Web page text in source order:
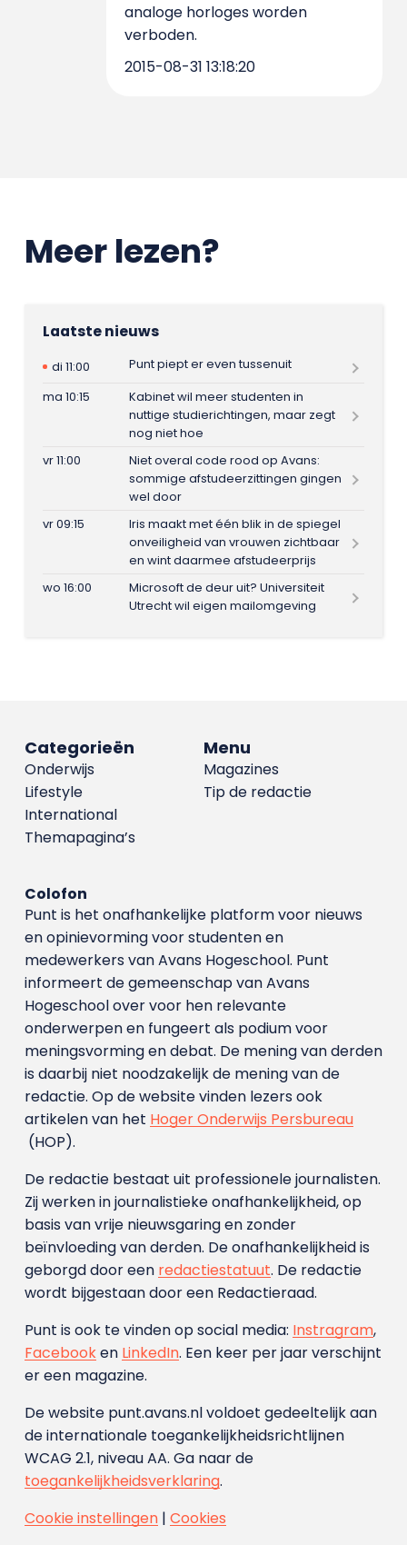
analoge horloges worden
verboden.
2015-08-31 13:18:20
Meer lezen?
Laatste nieuws
di 11:00
Punt piept er even tussenuit
ma 10:15
Kabinet wil meer studenten in
nuttige studierichtingen, maar zegt
nog niet hoe
vr 11:00
Niet overal code rood op Avans:
sommige afstudeerzittingen gingen
wel door
vr 09:15
Iris maakt met één blik in de spiegel
onveiligheid van vrouwen zichtbaar
en wint daarmee afstudeerprijs
wo 16:00
Microsoft de deur uit? Universiteit
Utrecht wil eigen mailomgeving
Menu
Magazines
Tip de redactie
Categorieën
Onderwijs
Lifestyle
International
Themapagina’s
Colofon
Punt is het onafhankelijke platform voor nieuws
en opinievorming voor studenten en
medewerkers van Avans Hoge­school. Punt
informeert de gemeenschap van Avans
Hogeschool over voor hen relevante
onderwerpen en fungeert als podium voor
meningsvorming en debat. De mening van derden
is daarbij niet noodzakelijk de mening van de
redactie. Op de website vinden lezers ook
artikelen van het Hoger Onderwijs Persbureau
(HOP).
De redactie bestaat uit professionele journalisten.
Zij werken in journalistieke onafhankelijkheid, op
basis van vrije nieuwsgaring en zonder
beïnvloeding van derden. De onafhankelijkheid is
geborgd door een redactiestatuut. De redactie
wordt bijgestaan door een Redactieraad.
Punt is ook te vinden op social media: Instragram,
Facebooken LinkedIn. Een keer per jaar verschijnt
er een magazine.
De website punt.avans.nl voldoet gedeeltelijk aan
de internationale toegankelijkheidsrichtlijnen
WCAG 2.1, niveau AA. Ga naar de
toegankelijkheidsverklaring.
Cookie instellingen| Cookies